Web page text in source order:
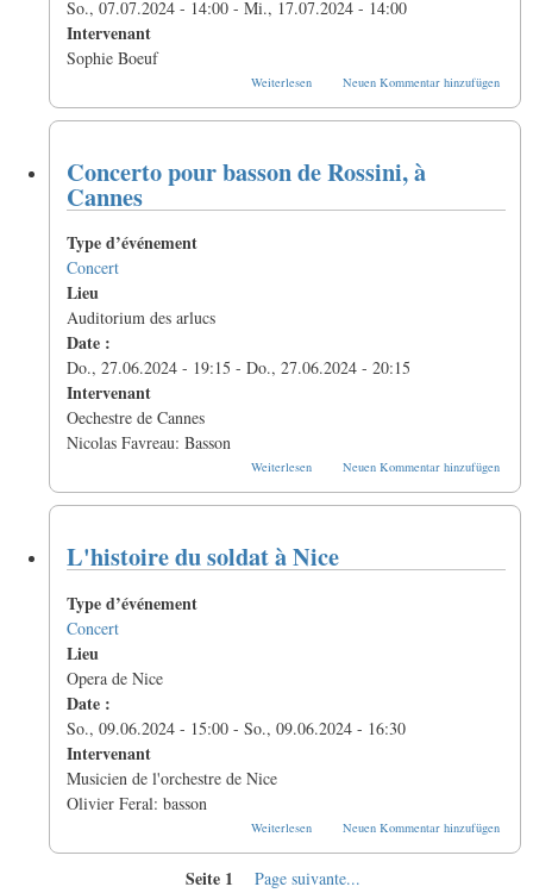
So., 07.07.2024 - 14:00 - Mi., 17.07.2024 - 14:00
Intervenant
Sophie Boeuf
Weiterlesen
Orchestres
de
Chambre
Neuen Kommentar hinzufügen
Concerto pour basson de Rossini, à
Cannes
Type d’événement
Concert
Lieu
Auditorium des arlucs
Date :
Do., 27.06.2024 - 19:15 - Do., 27.06.2024 - 20:15
Intervenant
Oechestre de Cannes
Nicolas Favreau: Basson
Weiterlesenüber
Rossini,
à
Neuen Kommentar hinzufügen
L'histoire du soldat à Nice
Type d’événement
Concert
Lieu
Opera de Nice
Date :
So., 09.06.2024 - 15:00 - So., 09.06.2024 - 16:30
Intervenant
Musicien de l'orchestre de Nice
Olivier Feral: basson
Weiterlesenüber
soldat
Neuen Kommentar hinzufügen
Seite 1
Nächste
Page suivante...